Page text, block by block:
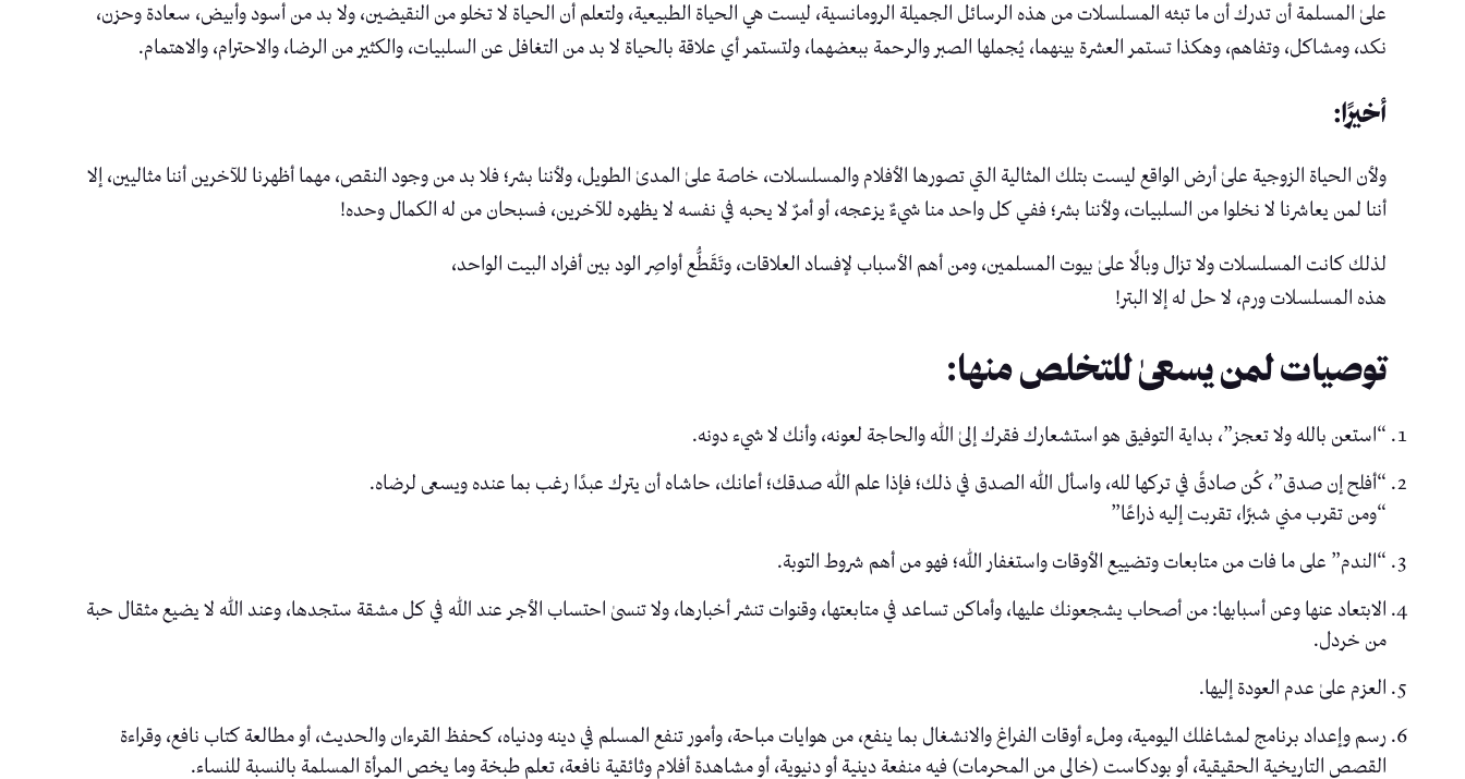
علىٰ المسلمة أن تدرك أن ما تبثه المسلسلات من هذه الرسائل الجميلة الرومانسية، ليست هي الحياة الطبيعية، ولتعلم أن الحياة لا تخلو من النقيضين، ولا بد من أسود وأبيض، سعادة وحزن،
نكد، ومشاكل، وتفاهم، وهكذا تستمر العشرة بينهما، يُجملها الصبر والرحمة ببعضهما، ولتستمر أي علاقة بالحياة لا بد من التغافل عن السلبيات، والكثير من الرضا، والاحترام، والاهتمام.
أخيرًا:
ولأن الحياة الزوجية علىٰ أرض الواقع ليست بتلك المثالية التي تصورها الأفلام والمسلسلات، خاصة علىٰ المدىٰ الطويل، ولأننا بشر؛ فلا بد من وجود النقص، مهما أظهرنا للآخرين أننا مثاليين، إلا
أننا لمن يعاشرنا لا نخلوا من السلبيات، ولأننا بشر؛ ففي كل واحد منا شيءٌ يزعجه، أو أمرٌ لا يحبه في نفسه لا يظهره للآخرين، فسبحان من له الكمال وحده!
لذلك كانت المسلسلات ولا تزال وبالًا علىٰ بيوت المسلمين، ومن أهم الأسباب لإفساد العلاقات، وتَقَطُّع أواصِر الود بين أفراد البيت الواحد،
هذه المسلسلات ورم، لا حل له إلا البتر!
توصيات لمن يسعىٰ للتخلص منها:
“استعن بالله ولا تعجز”، بداية التوفيق هو استشعارك فقرك إلىٰ الله والحاجة لعونه، وأنك لا شيء دونه.
“أفلح إن صدق”، كُن صادقً في تركها لله، واسأل الله الصدق في ذلك؛ فإذا علم الله صدقك؛ أعانك، حاشاه أن يترك عبدًا رغب بما عنده ويسعى لرضاه.
“ومن تقرب مني شبرًا، تقربت إليه ذراعًا”
“الندم” على ما فات من متابعات وتضييع الأوقات واستغفار الله؛ فهو من أهم شروط التوبة.
الابتعاد عنها وعن أسبابها: من أصحاب يشجعونك عليها، وأماكن تساعد في متابعتها، وقنوات تنشر أخبارها، ولا تنسىٰ احتساب الأجر عند الله في كل مشقة ستجدها، وعند الله لا يضيع مثقال حبة
من خردل.
العزم علىٰ عدم العودة إليها.
رسم وإعداد برنامج لمشاغلك اليومية، وملء أوقات الفراغ والانشغال بما ينفع، من هوايات مباحة، وأمور تنفع المسلم في دينه ودنياه، كحفظ القرءان والحديث، أو مطالعة كتاب نافع، وقراءة
القصص التاريخية الحقيقية، أو بودكاست (خالي من المحرمات) فيه منفعة دينية أو دنيوية، أو مشاهدة أفلام وثائقية نافعة، تعلم طبخة وما يخص المرأة المسلمة بالنسبة للنساء.